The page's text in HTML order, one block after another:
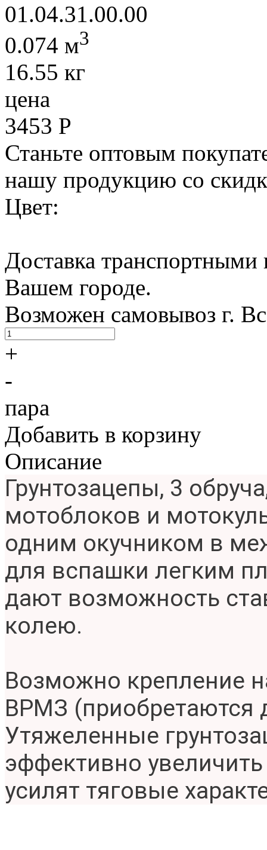
01.04.31.00.00
0.074 м3
16.55 кг
цена
3453 Р
Станьте оптовым
нашу продукцию со
Цвет:
Доставка
Вашем городе.
Возможен самовывоз г.
+
-
пара
Добавить в корзину
Описание
Грунтозацепы, 3
мотоблоков и
одним окучником в
для вспашки легким
дают возможность
колею.
Возможно крепление
ВРМЗ (приобретаются
Утяжеленные
эффективно
усилят тяговые